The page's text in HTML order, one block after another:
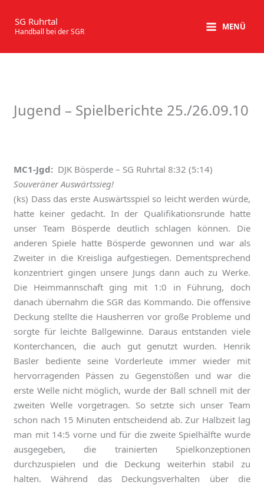
Inhalt
springen
SG Ruhrtal
Handball bei der SGR MENÜ
Jugend – Spielberichte 25./26.09.10
MC1-Jgd: DJK Bösperde – SG Ruhrtal 8:32 (5:14)
Souveräner Auswärtssieg!
(ks) Dass das erste Auswärtsspiel so leicht werden würde,
hatte keiner gedacht. In der Qualifikationsrunde hatte
unser Team Bösperde deutlich schlagen können. Die
anderen Spiele hatte Bösperde gewonnen und war als
Zweiter in die Kreisliga aufgestiegen. Dementsprechend
konzentriert gingen unsere Jungs dann auch zu Werke.
Die Heimmannschaft ging mit 1:0 in Führung, doch
danach übernahm die SGR das Kommando. Die offensive
Deckung stellte die Hausherren vor große Probleme und
sorgte für leichte Ballgewinne. Daraus entstanden viele
Konterchancen, die auch gut genutzt wurden. Henrik
Basler bediente seine Vorderleute immer wieder mit
hervorragenden Pässen zu Gegenstößen und war die
erste Welle nicht möglich, wurde der Ball schnell mit der
zweiten Welle vorgetragen. So setzte sich unser Team
schon nach 15 Minuten entscheidend ab. Zur Halbzeit lag
man mit 14:5 vorne und für die zweite Spielhälfte wurde
ausgegeben, die trainierten Spielkonzeptionen
durchzuspielen und die Deckung weiterhin stabil zu
halten. Während das Deckungsverhalten über die